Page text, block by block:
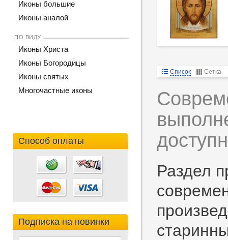
Иконы большие
Иконы аналой
ПО ВИДУ
Иконы Христа
Иконы Богородицы
Иконы святых
Многочастные иконы
Способ оплаты
Подписка на новинки
Список Сетка
Раздел